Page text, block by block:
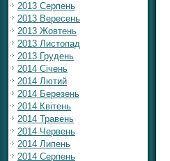
2013 Серпень
2013 Вересень
2013 Жовтень
2013 Листопад
2013 Грудень
2014 Січень
2014 Лютий
2014 Березень
2014 Квітень
2014 Травень
2014 Червень
2014 Липень
2014 Серпень